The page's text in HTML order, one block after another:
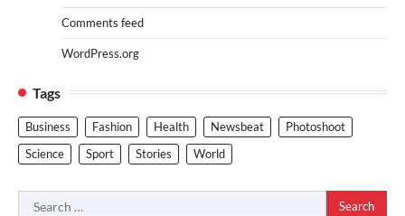
Comments feed
WordPress.org
Tags
Business Fashion Health Newsbeat
Photoshoot
Science
Sport Stories World
Search